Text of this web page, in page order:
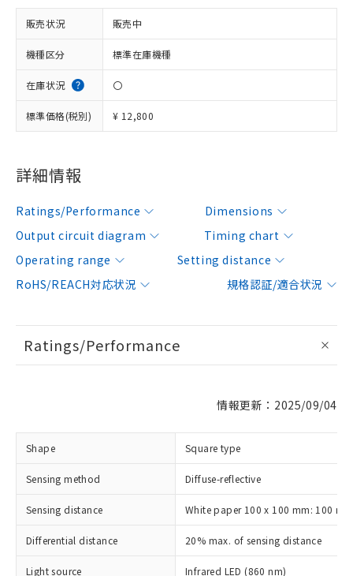
販売状況 販売中
機種区分 標準在庫機種
在庫状況 〇
標準価格(税別) ¥ 12,800
詳細情報
Ratings/Performance
Dimensions
Output circuit diagram
Timing chart
Operating range
Setting distance
RoHS/REACH対応状況
規格認証/適合状況
Ratings/Performance
情報更新：2025/09/04
Shape Square type
Sensing method Diffuse-reflective
Sensing distance White paper 100 x 100 mm: 100 mm
Differential distance 20% max. of sensing distance
Light source Infrared LED (860 nm)